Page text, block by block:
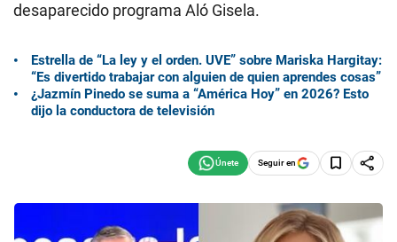
desaparecido programa Aló Gisela.
Estrella de “La ley y el orden. UVE” sobre Mariska Hargitay:
“Es divertido trabajar con alguien de quien aprendes cosas”
¿Jazmín Pinedo se suma a “América Hoy” en 2026? Esto
dijo la conductora de televisión
Seguir en